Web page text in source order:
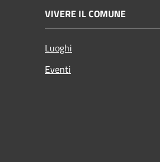
VIVERE IL COMUNE
Luoghi
Eventi